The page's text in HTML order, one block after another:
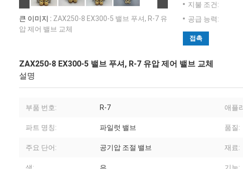
큰 이미지 : ZAX250-8 EX300-5 밸브 푸셔, R-7 유
압 제어 밸브 교체
지불 조건:
공급 능력:
접촉
ZAX250-8 EX300-5 밸브 푸셔, R-7 유압 제어 밸브 교체
설명
부품 번호: R-7 애플
파트 명칭: 파일럿 밸브 품질:
주요 단어: 공기압 조절 밸브 재료: